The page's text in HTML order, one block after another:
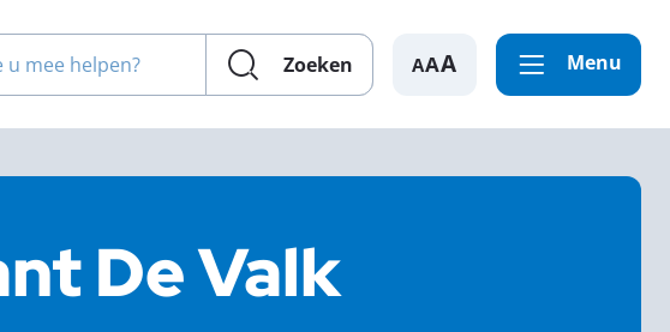
u mee helpen?
Zoeken A Menu
De Valk